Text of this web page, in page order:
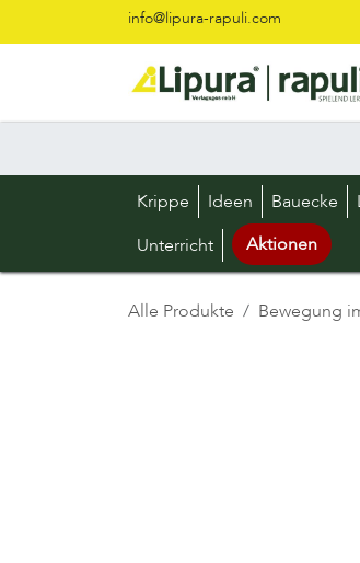
Zum Inhalt springeninfo@lipura-rapuli.com
Krippe Ideen Bauecke
Unterricht
Aktionen
Alle Produkte Bewegung